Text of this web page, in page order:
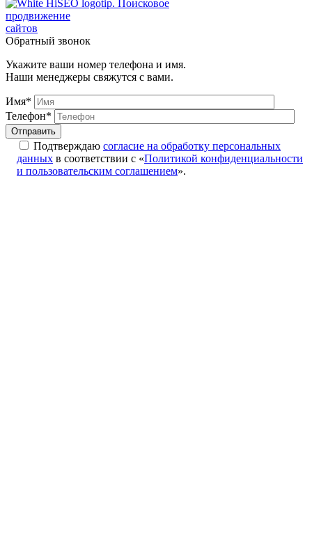
Поисковое
продвижение
сайтов
Обратный звонок
Укажите ваши номер телефона и имя.
Наши менеджеры свяжутся с вами.
Имя*
Телефон*
Подтверждаю согласие на обработку персональных
данных в соответствии с «Политикой конфиденциальности
и пользовательским соглашением».